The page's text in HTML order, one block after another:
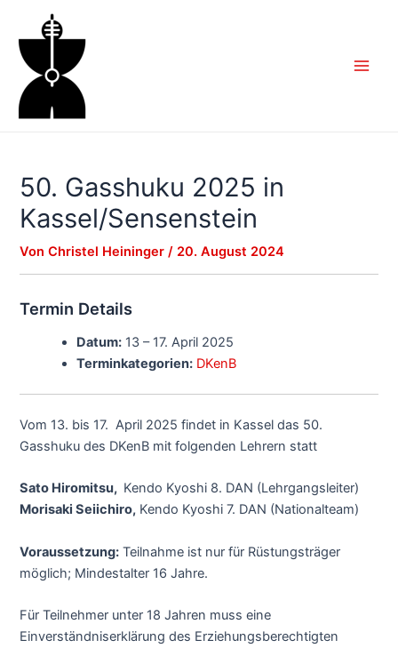
springen
50. Gasshuku 2025 in
Kassel/Sensenstein
VonChristel Heininger/ 20. August 2024
Termin Details
Datum: 13 – 17. April 2025
Terminkategorien: DKenB
Vom 13. bis 17. April 2025 findet in Kassel das 50.
Gasshuku des DKenB mit folgenden Lehrern statt
Sato Hiromitsu, Kendo Kyoshi 8. DAN (Lehrgangsleiter)
Morisaki Seiichiro, Kendo Kyoshi 7. DAN (Nationalteam)
Voraussetzung: Teilnahme ist nur für Rüstungsträger
möglich; Mindestalter 16 Jahre.
Für Teilnehmer unter 18 Jahren muss eine
Einverständniserklärung des Erziehungsberechtigten